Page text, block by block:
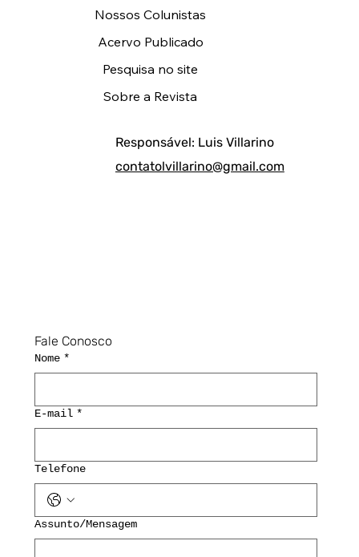
Fale Conosco
Nome *
E-mail *
Telefone
Assunto/Mensagem
Responsável: Luis Villarino
contatolvillarino@gmail.com
Nossos Colunistas
Acervo Publicado
Pesquisa no site
Sobre a Revista